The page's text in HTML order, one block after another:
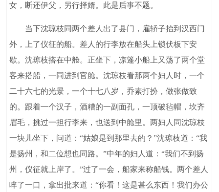
女，断还伊父，另行择婿。此是后事不题。
当下沈琼枝同两个差人出了县门，雇轿子抬到汉西门
外，上了仪征的船。差人的行李放在船头上锁伏板下安
歇。沈琼枝搭在中舱。正坐下，凉篷小船上又荡了两个堂
客来搭船，一同进到官舱。沈琼枝看那两个妇人时，一个
二十六七的光景，一个十七八岁，乔素打扮，做张做致
的。跟着一个汉子，酒糟的一副面孔，一顶破毡帽，坎齐
眉毛，挑过一担行李来，也送到中舱里。两妇人同沈琼枝
一块儿坐下，问道：“姑娘是到那里去的？”沈琼枝道：“我
是扬州，和二位想也同路。”中年的妇人道：“我们不到扬
州，仪征就上岸了。”过了一会，船家来称船钱。两个差人
啐了一口，拿出批来道：“你看！这是甚么东西！我们办公